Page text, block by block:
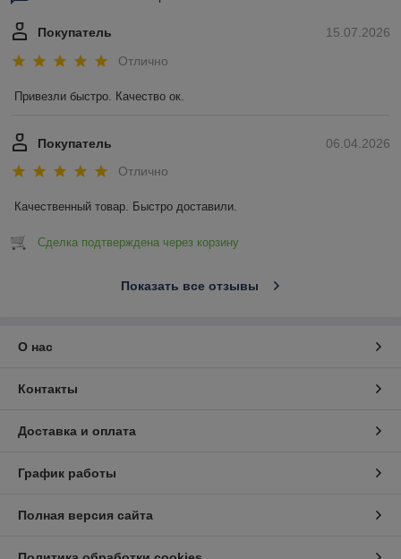
15.07.2026
Покупатель
Отлично
Привезли быстро. Качество ок.
06.04.2026
Покупатель
Отлично
Качественный товар. Быстро доставили.
Сделка подтверждена через корзину
Показать все отзывы
О нас
Контакты
Доставка и оплата
График работы
Полная версия сайта